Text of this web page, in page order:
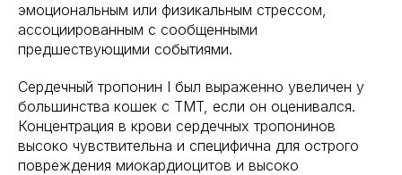
эмоциональным или физикальным стрессом,
ассоциированным с сообщенными
предшествующими событиями.
Сердечный тропонин I был выраженно увеличен у
большинства кошек с TMT, если он оценивался.
Концентрация в крови сердечных тропонинов
высоко чувствительна и специфична для острого
повреждения миокардиоцитов и высоко